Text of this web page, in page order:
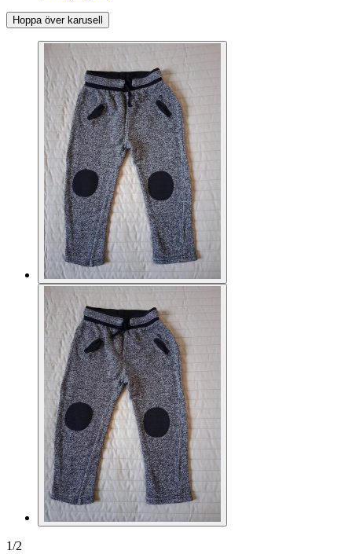
Hoppa över karusell
1/2